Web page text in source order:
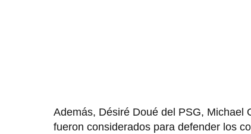
Además, Désiré Doué del PSG, Michael
fueron considerados para defender los